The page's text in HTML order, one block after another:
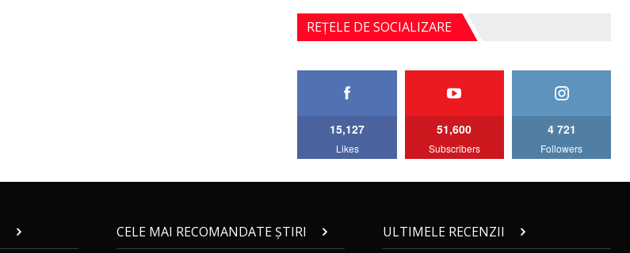
5
Noul Mercedes-Benz S-Class facelift (S 580
4MATIC V223) / Test Drive AutoBlog.MD
27:33
AutoBlog.MD
15:08
REȚELE DE SOCIALIZARE
15,127
Likes
51,600
Subscribers
4 721
Followers
CELE MAI RECOMANDATE ȘTIRI ULTIMELE RECENZII